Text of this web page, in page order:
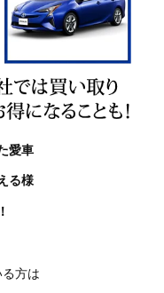
愛車
る様
方は